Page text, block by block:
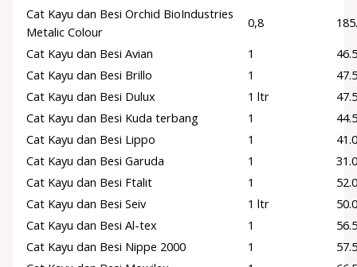
Cat Kayu dan Besi Orchid BioIndustries
Metalic Colour
0,8
Cat Kayu dan Besi Avian
1
Cat Kayu dan Besi Brillo
1
Cat Kayu dan Besi Dulux
1 ltr
Cat Kayu dan Besi Kuda terbang
1
Cat Kayu dan Besi Lippo
1
Cat Kayu dan Besi Garuda
1
Cat Kayu dan Besi Ftalit
1
Cat Kayu dan Besi Seiv
1 ltr
Cat Kayu dan Besi Al-tex
1
Cat Kayu dan Besi Nippe 2000
1